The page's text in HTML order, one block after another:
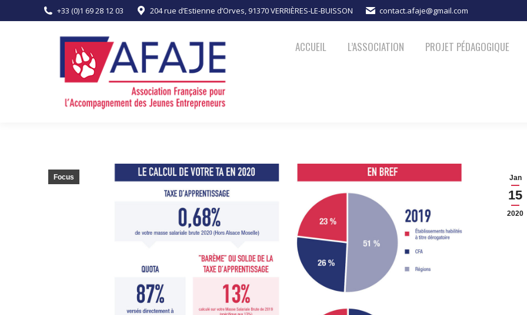
+33 (0)1 69 28 12 03 204 rue d’Estienne d’Orves, 91370 VERRIÈRES-LE-BUISSON contact.afaje@gmail.com
ACCUEIL L’ASSOCIATION PROJET PÉDAGOGIQUE
Jan
15
2020
Focus
ACCUEIL L’ASSOCIATION PROJET PÉDAGOGIQUE ACTUALITÉS NOUS SOUTENIR